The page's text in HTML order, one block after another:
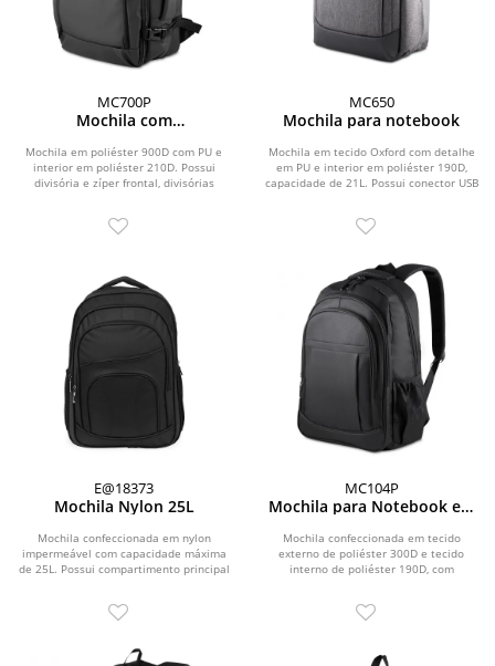
MC700P
Mochila com
Expansor
Mochila em poliéster 900D com PU e
interior em poliéster 210D. Possui
divisória e zíper frontal, divisórias
MC650
Mochila para notebook
Mochila em tecido Oxford com detalhe
em PU e interior em poliéster 190D,
capacidade de 21L. Possui conector USB
E@18373
Mochila Nylon 25L
Mochila confeccionada em nylon
impermeável com capacidade máxima
de 25L. Possui compartimento principal
MC104P
Mochila para Notebook em
Mochila confeccionada em tecido
externo de poliéster 300D e tecido
interno de poliéster 190D, com